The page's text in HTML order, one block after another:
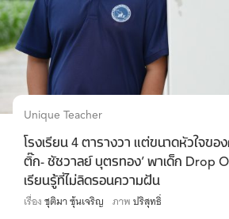
Unique Teacher
โรงเรียน 4 ตารางวา แต่ขนาดหัวใจขอ
ติ๊ก- ชัชวาลย์ บุตรทอง’ พาเด็ก Drop
เรียนรู้ที่ไม่ลิดรอนความฝัน
เรื่องชุติมา ซุ้นเจริญ ภาพปริสุทธิ์